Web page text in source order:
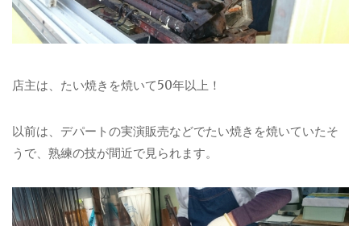
店主は、たい焼きを焼いて50年以上！
以前は、デパートの実演販売などでたい焼きを焼いていたそ
うで、熟練の技が間近で見られます。